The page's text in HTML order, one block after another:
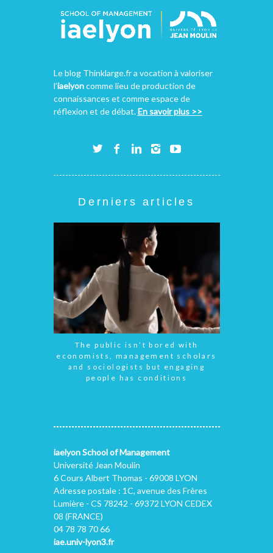
Le blog Thinklarge.fr a vocation à valoriser
l’iaelyoncomme lieu de production de
connaissances et comme espace de
réflexion et de débat.En savoir plus >>
Derniers articles
The public isn’t bored with
economists, management scholars
and sociologists but engaging
people has conditions
iaelyon School of Management
Université Jean Moulin
6 Cours Albert Thomas - 69008 LYON
Adresse postale : 1C, avenue des Frères
Lumière - CS 78242 - 69372 LYON CEDEX
08 (FRANCE)
04 78 78 70 66
iae.univ-lyon3.fr